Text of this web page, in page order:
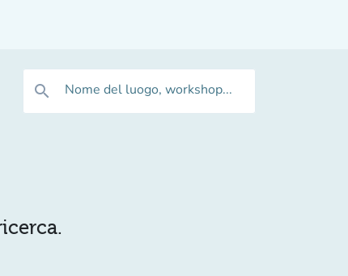
search Nome del luogo, workshop...